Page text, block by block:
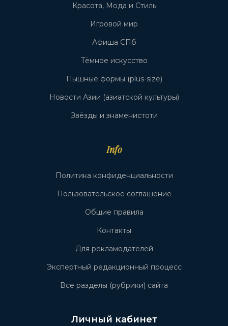
Красота, Мода и Стиль
Игровой мир
Афиша СПб
Тёмное искусство
Пышные формы (plus-size)
Новости Азии (азиатской культуры)
Звёзды и знаменистоти
Info
Политика конфиденциальности
Пользовательское соглашение
Общие правила
Контакты
Для рекламодателей
Экспертный редакционный процесс
Все разделы (рубрики) сайта
Личный кабинет